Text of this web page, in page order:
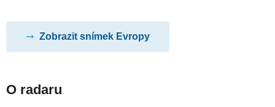
Zobrazit snímek Evropy
O radaru